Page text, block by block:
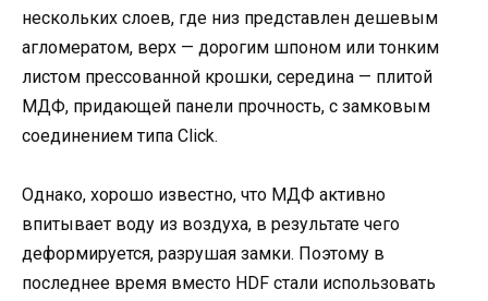
нескольких слоев, где низ представлен дешевым
агломератом, верх — дорогим шпоном или тонким
листом прессованной крошки, середина — плитой
МДФ, придающей панели прочность, с замковым
соединением типа Click.
Однако, хорошо известно, что МДФ активно
впитывает воду из воздуха, в результате чего
деформируется, разрушая замки. Поэтому в
последнее время вместо HDF стали использовать